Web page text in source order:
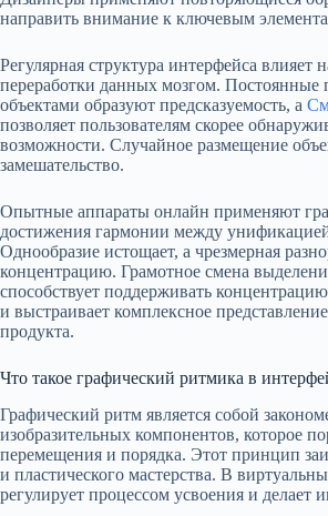
направить внимание к ключевым
Регулярная структура интерфейса влияет
переработки данных мозгом.
объектами образуют предсказуемость, а
позволяет пользователям скорее
возможности. Случайное размещение
замешательство.
Опытные аппараты онлайн применяют
достижения гармонии между
Однообразие истощает, а чрезмерная
концентрацию. Грамотное смена
способствует поддерживать
и выстраивает комплексное
продукта.
Что такое графический ритмика в
Графический ритм является собой
изобразительных компонентов, которое
перемещения и порядка. Этот принцип
и пластического мастерства. В
регулирует процессом усвоения и делает